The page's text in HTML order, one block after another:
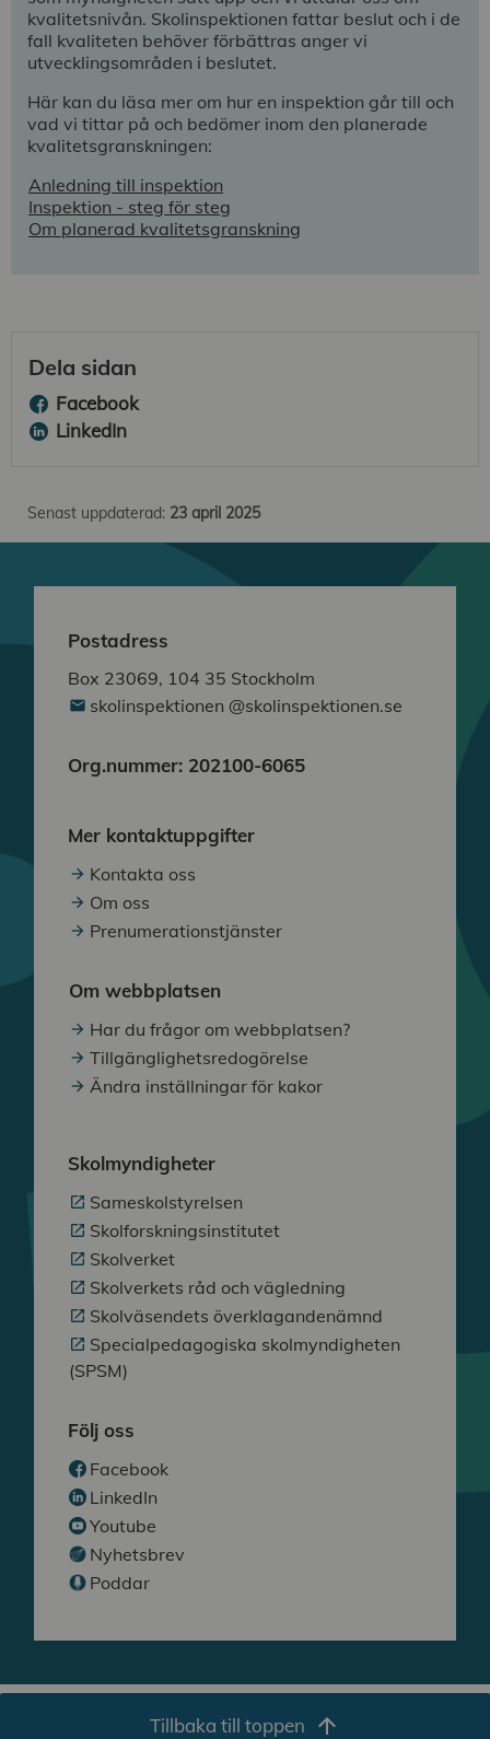
kvalitetsnivån. Skolinspektionen fattar beslut och i de
fall kvaliteten behöver förbättras anger vi
utvecklingsområden i beslutet.
Här kan du läsa mer om hur en inspektion går till och
vad vi tittar på och bedömer inom den planerade
kvalitetsgranskningen:
Anledning till inspektion
Inspektion - steg för steg
Om planerad kvalitetsgranskning
Dela sidan
Facebook
LinkedIn
Senast uppdaterad: 23 april 2025
Postadress
Box 23069, 104 35 Stockholm
skolinspektionen @skolinspektionen.se
Org.nummer: 202100-6065
Mer kontaktuppgifter
Kontakta oss
Om oss
Prenumerationstjänster
Om webbplatsen
Har du frågor om webbplatsen?
Tillgänglighetsredogörelse
Ändra inställningar för kakor
Skolmyndigheter
Sameskolstyrelsen
Skolforskningsinstitutet
Skolverket
Skolverkets råd och vägledning
Skolväsendets överklagandenämnd
Specialpedagogiska skolmyndigheten
(SPSM)
Följ oss
Facebook
LinkedIn
Youtube
Nyhetsbrev
Poddar
Tillbaka till toppen arrow_upward